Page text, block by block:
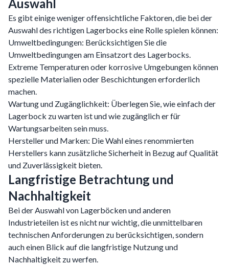
Auswahl
Es gibt einige weniger offensichtliche Faktoren, die bei der
Auswahl des richtigen Lagerbocks eine Rolle spielen können:
Umweltbedingungen: Berücksichtigen Sie die
Umweltbedingungen am Einsatzort des Lagerbocks.
Extreme Temperaturen oder korrosive Umgebungen können
spezielle Materialien oder Beschichtungen erforderlich
machen.
Wartung und Zugänglichkeit: Überlegen Sie, wie einfach der
Lagerbock zu warten ist und wie zugänglich er für
Wartungsarbeiten sein muss.
Hersteller und Marken: Die Wahl eines renommierten
Herstellers kann zusätzliche Sicherheit in Bezug auf Qualität
und Zuverlässigkeit bieten.
Langfristige Betrachtung und
Nachhaltigkeit
Bei der Auswahl von Lagerböcken und anderen
Industrieteilen ist es nicht nur wichtig, die unmittelbaren
technischen Anforderungen zu berücksichtigen, sondern
auch einen Blick auf die langfristige Nutzung und
Nachhaltigkeit zu werfen.